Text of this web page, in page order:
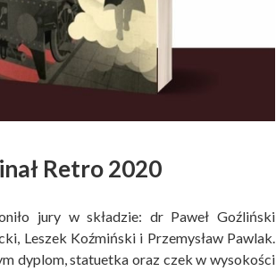
Retro 2020
jury w składzie: dr Paweł Goźliński
Leszek Koźmiński i Przemysław Pawlak.
dyplom, statuetka oraz czek w wysokości